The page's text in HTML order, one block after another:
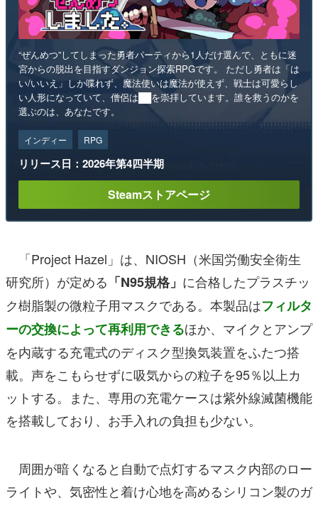
“ぜんめつ”してしまった勇者パーティから1人だけ選んで、ともに迷
宮からの脱出を目指すダンジョン探索RPGです。 ただし勇者は「は
い/いいえ」しか喋れず、魔法使いは魔法が使えず、戦士は可愛らし
い人形になっていて、僧侶は██を崇拝しています。誰を救うのかを
選ぶのは、あなたです。
インディー RPG
リリース日：2026年第4四半期
Steamストアページ
「Project Hazel」は、NIOSH（米国労働安全衛生
研究所）が定める 「N95規格」 に合格したプラスチッ
ク樹脂製の微粒子用マスクである。本製品はフィルタ
ーの交換によって再利用できるほか、マイクとアンプ
を内蔵する充電式のディスク型換気装置をふたつ搭
載。声をこもらせずに吸気からの粒子を95％以上カ
ットする。また、専用の充電ケースは紫外線滅菌機能
を搭載しており、お手入れの負担も少ない。
周囲が暗くなると自動で点灯するマスク内部のロー
ライトや、気密性と着け心地を高めるシリコン製のガ